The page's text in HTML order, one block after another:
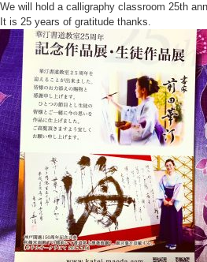
We will hold a calligraphy classroom 25th
It is 25 years of gratitude thanks.